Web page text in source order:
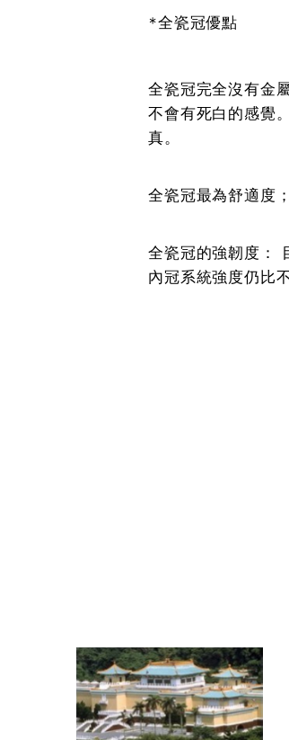
*全瓷冠優點
全瓷冠完全沒有金
不會有死白的感覺
真。
全瓷冠最為舒適度
全瓷冠的強韌度：
內冠系統強度仍比